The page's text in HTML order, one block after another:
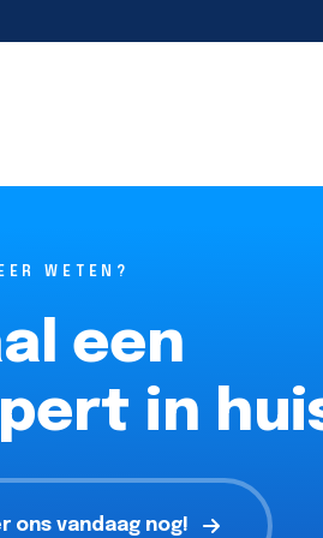
WETEN?
een
in
ons vandaag nog!